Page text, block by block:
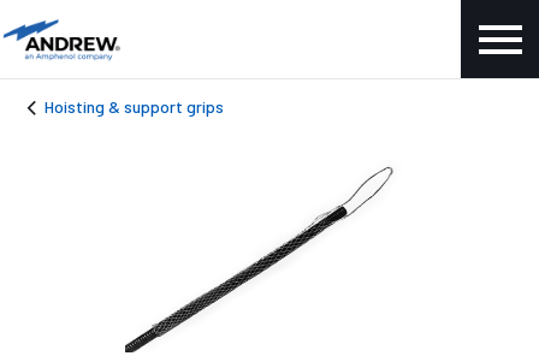
Hoisting & support grips